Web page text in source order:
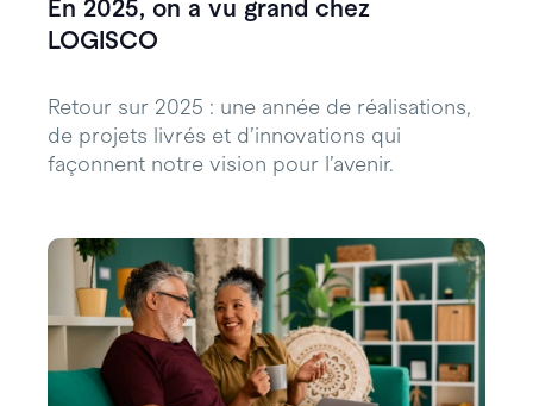
En 2025, on a vu grand chez
LOGISCO
Retour sur 2025 : une année de réalisations,
de projets livrés et d’innovations qui
façonnent notre vision pour l’avenir.